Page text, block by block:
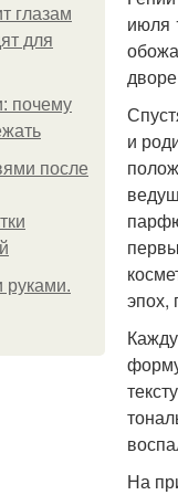
глазам
для
почему
после
руками.
июля
и
эпох,
На